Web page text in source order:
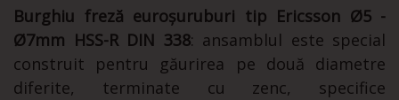
Burghiu freză euroșuruburi tip Ericsson Ø5 -
Ø7mm HSS-R DIN 338: ansamblul este special
construit pentru găurirea pe două diametre
diferite, terminate cu zenc, specifice